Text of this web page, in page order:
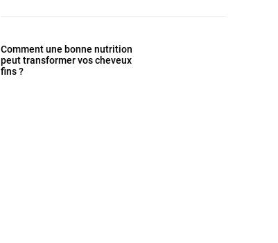
Comment une bonne nutrition
peut transformer vos cheveux
fins ?